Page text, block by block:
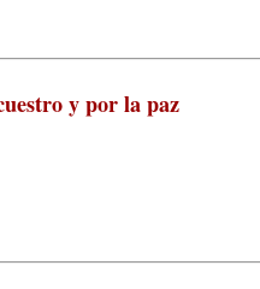
y por la paz